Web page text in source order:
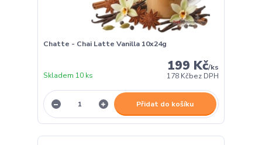
Chatte - Chai Latte Vanilla 10x24g
199 Kč/ks
178 Kčbez DPH
Skladem 10 ks
Přidat do košíku